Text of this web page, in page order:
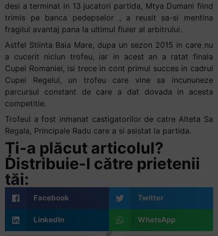
desi a terminat in 13 jucatori partida, Mtya Dumani fiind
trimis pe banca pedepselor , a reusit sa-si mentina
fragilul avantaj pana la ultimul fluier al arbitrului.
Astfel Stiinta Baia Mare, dupa un sezon 2015 in care nu
a cucerit niciun trofeu, iar in acest an a ratat finala
Cupei Romaniei, isi trece in cont primul succes in cadrul
Cupei Regelui, un trofeu care vine sa incununeze
parcursul constant de care a dat dovada in acesta
competitie.
Trofeul a fost inmanat castigatorilor de catre Alteta Sa
Regala, Principale Radu care a si asistat la partida.
Ți-a plăcut articolul?
Distribuie-l către prietenii
tăi:
Facebook Twitter
LinkedIn WhatsApp